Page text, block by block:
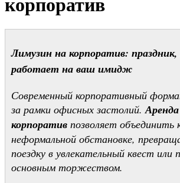
корпоратив
Лимузин на корпоратив:
работает на ваш имидж
Современный корпоративный
за рамки офисных застолий.
корпоратив позволяет объединить
неформальной обстановке,
поездку в увлекательный квест или
основным торжеством.